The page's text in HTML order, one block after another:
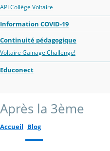
API Collège Voltaire
Information COVID-19
Continuité pédagogique
Voltaire Gainage Challenge!
Educonect
Après la 3ème
Accueil Blog